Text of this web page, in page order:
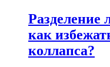
Разделение
как
коллапса?